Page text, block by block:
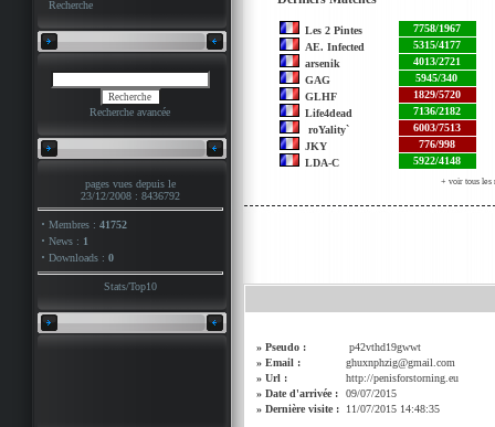
Recherche
Recherche avancée
pages vues depuis le
23/12/2008 : 8436792
· Membres : 41752
· News : 1
· Downloads : 0
Stats/Top10
Les 2 Pintes
7758/1967
AE. Infected
5315/4177
arsenik
4013/2721
GAG
5945/340
GLHF
1829/5720
Life4dead
7136/2182
roYality`
6003/7513
JKY
776/998
LDA-C
5922/4148
+ voir tous les
» Pseudo :
p42vthd19gwwt
» Email :
ghuxnphzig@gmail.com
» Url :
http://penisforstorning.eu
» Date d'arrivée :
09/07/2015
» Dernière visite :
11/07/2015 14:48:35